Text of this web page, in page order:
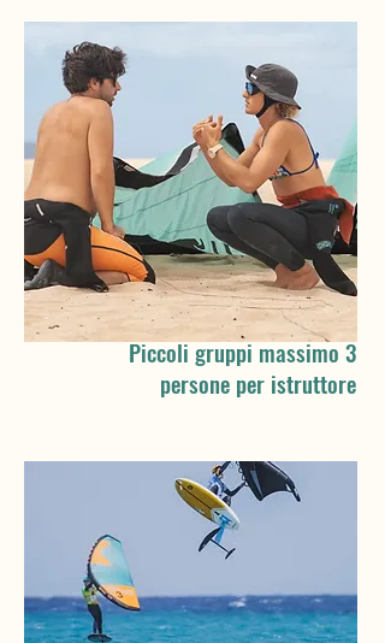
Piccoli gruppi massimo 3
persone per istruttore